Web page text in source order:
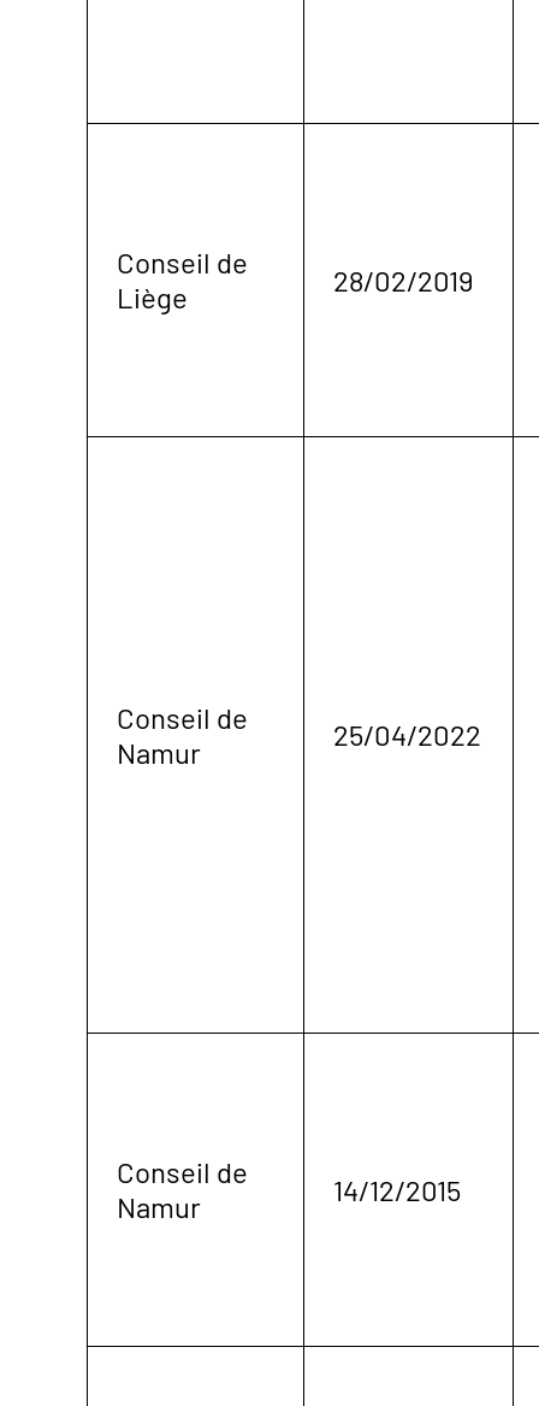
Conseil de
Liège
28/02/2019
Conseil de
Namur
25/04/2022
Conseil de
Namur
14/12/2015